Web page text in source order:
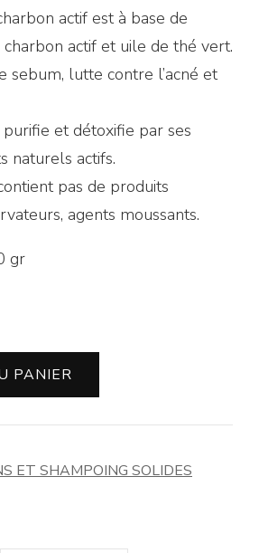
actif est à base de
actif et uile de thé vert.
sebum, lutte contre l’acné et
et détoxifie par ses
naturels actifs.
pas de produits
agents moussants.
gr
PANIER
ET SHAMPOING SOLIDES